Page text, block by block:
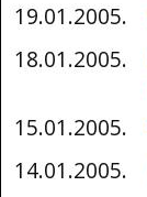
19.01.2005.
18.01.2005.
15.01.2005.
14.01.2005.